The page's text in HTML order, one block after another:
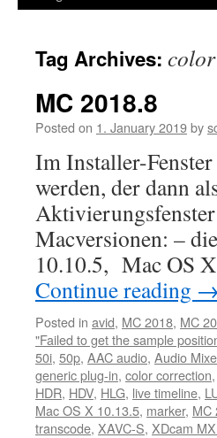
Tag Archives:
MC 2018.8
Posted on 1. January 2019by
Im Installer-
werden, der dann
Macversionen: –
10.10.5, Mac OS
Continue reading →
Posted in avid, MC 2018, MC
"Failed to get the sample
50i, 50p, AAC audio, Audio
generic plug-in, color correction,
HDR, HDV, HLG, live timeline,
Mac OS X 10.13.5, marker, MC
transcode, XAVC-S, XDcam